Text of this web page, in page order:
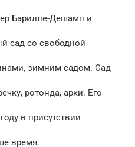
Барилле-Дешамп и
сад со свободной
зимним садом. Сад
ротонда, арки. Его
в присутствии
время.